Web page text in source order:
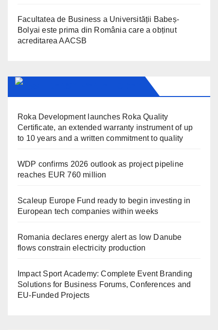
Facultatea de Business a Universității Babeș-
Bolyai este prima din România care a obținut
acreditarea AACSB
Roka Development launches Roka Quality
Certificate, an extended warranty instrument of up
to 10 years and a written commitment to quality
WDP confirms 2026 outlook as project pipeline
reaches EUR 760 million
Scaleup Europe Fund ready to begin investing in
European tech companies within weeks
Romania declares energy alert as low Danube
flows constrain electricity production
Impact Sport Academy: Complete Event Branding
Solutions for Business Forums, Conferences and
EU-Funded Projects